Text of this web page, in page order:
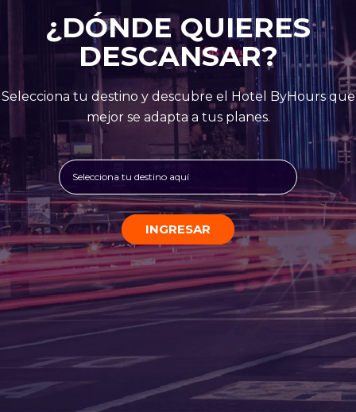
¿DÓNDE QUIERES
DESCANSAR?
Selecciona tu destino y descubre el Hotel ByHours que
mejor se adapta a tus planes.
Selecciona tu destino aquí
INGRESAR